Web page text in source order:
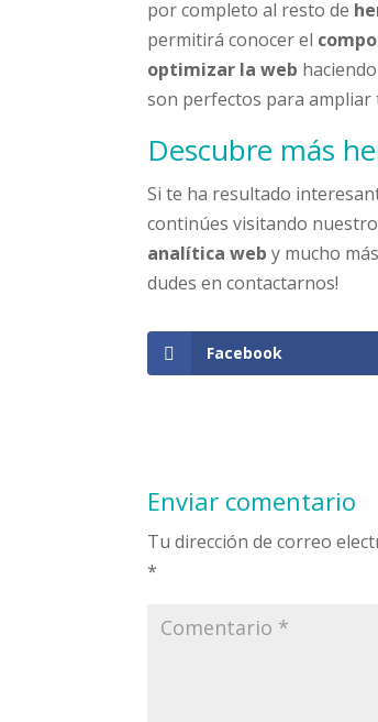
por completo al resto de
permitirá conocer el
optimizar la web
son perfectos para ampliar
Descubre más
Si te ha resultado
continúes visitando
analítica web y mucho
dudes en contactarnos!
Facebook
Enviar comentario
Tu dirección de correo
*